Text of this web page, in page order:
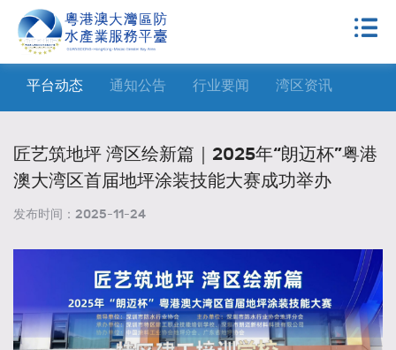
平台动态 通知公告 行业要闻 湾区资讯
匠艺筑地坪 湾区绘新篇｜2025年“朗迈杯”粤港
澳大湾区首届地坪涂装技能大赛成功举办
发布时间： 2025-11-24